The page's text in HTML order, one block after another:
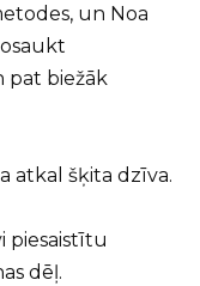
un Noa
pat biežāk
atkal šķita dzīva.
piesaistītu
dēļ.